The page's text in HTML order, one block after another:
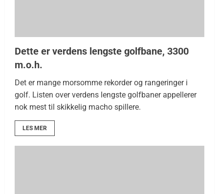
Dette er verdens lengste golfbane, 3300
m.o.h.
Det er mange morsomme rekorder og rangeringer i
golf. Listen over verdens lengste golfbaner appellerer
nok mest til skikkelig macho spillere.
LES MER